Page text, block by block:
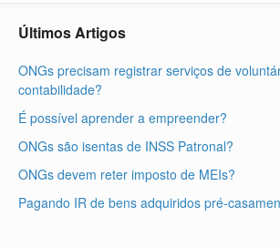
Últimos Artigos
ONGs precisam registrar serviços de
contabilidade?
É possível aprender a empreender?
ONGs são isentas de INSS Patronal?
ONGs devem reter imposto de MEIs?
Pagando IR de bens adquiridos pré-